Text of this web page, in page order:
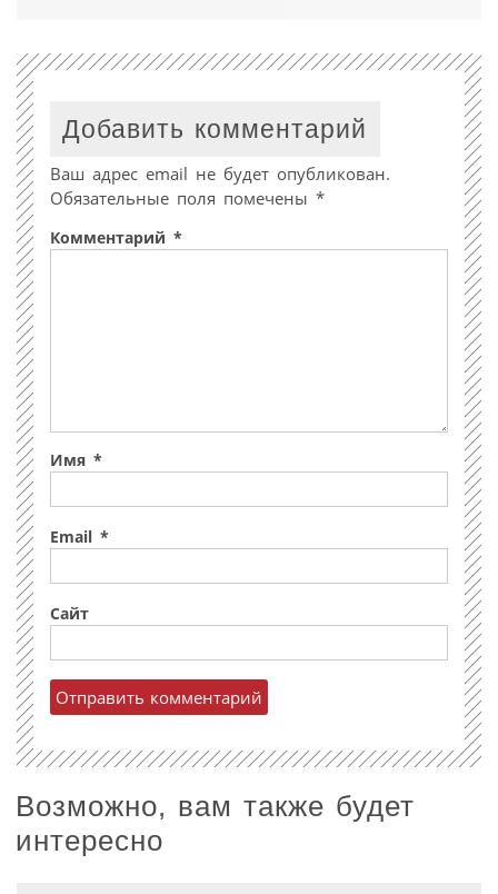
Добавить комментарий
Ваш адрес email не будет опубликован.
Обязательные поля помечены *
Комментарий *
Имя *
Email *
Сайт
Возможно, вам также будет
интересно